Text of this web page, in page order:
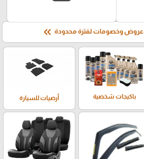
عروض وخصومات لفترة محدودة keyboard_double_arrow_left
باكيجات شخصية أرضيات للسيارة